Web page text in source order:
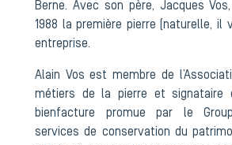
Berne. Avec son père, Jacques
1988 la première pierre (naturelle, il
entreprise.
Alain Vos est membre de
métiers de la pierre et signataire
bienfacture promue par le
services de conservation du